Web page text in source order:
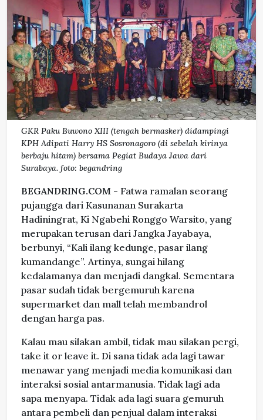
GKR Paku Buwono XIII (tengah bermasker) didampingi
KPH Adipati Harry HS Sosronagoro (di sebelah kirinya
berbaju hitam) bersama Pegiat Budaya Jawa dari
Surabaya. foto: begandring
BEGANDRING.COM - Fatwa ramalan seorang
pujangga dari Kasunanan Surakarta
Hadiningrat, Ki Ngabehi Ronggo Warsito, yang
merupakan terusan dari Jangka Jayabaya,
berbunyi, “Kali ilang kedunge, pasar ilang
kumandange”. Artinya, sungai hilang
kedalamanya dan menjadi dangkal. Sementara
pasar sudah tidak bergemuruh karena
supermarket dan mall telah membandrol
dengan harga pas.
Kalau mau silakan ambil, tidak mau silakan pergi,
take it or leave it. Di sana tidak ada lagi tawar
menawar yang menjadi media komunikasi dan
interaksi sosial antarmanusia. Tidak lagi ada
sapa menyapa. Tidak ada lagi suara gemuruh
antara pembeli dan penjual dalam interaksi